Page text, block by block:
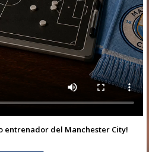
entrenador del Manchester City!